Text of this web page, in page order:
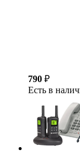
790 ₽
Есть в